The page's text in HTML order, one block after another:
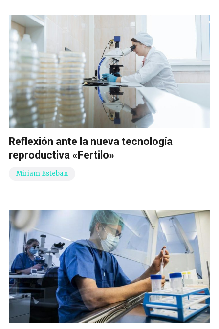
Reflexión ante la nueva tecnología
reproductiva «Fertilo»
Miriam Esteban